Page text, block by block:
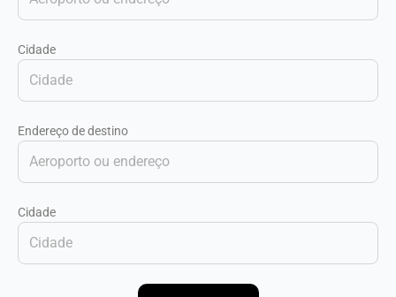
Cidade
Endereço de destino
Cidade